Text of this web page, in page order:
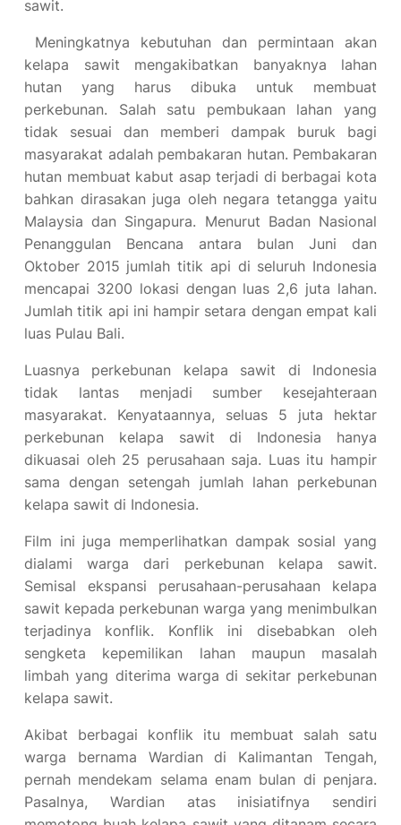
sawit.
Meningkatnya kebutuhan dan permintaan akan
kelapa sawit mengakibatkan banyaknya lahan
hutan yang harus dibuka untuk membuat
perkebunan. Salah satu pembukaan lahan yang
tidak sesuai dan memberi dampak buruk bagi
masyarakat adalah pembakaran hutan. Pembakaran
hutan membuat kabut asap terjadi di berbagai kota
bahkan dirasakan juga oleh negara tetangga yaitu
Malaysia dan Singapura. Menurut Badan Nasional
Penanggulan Bencana antara bulan Juni dan
Oktober 2015 jumlah titik api di seluruh Indonesia
mencapai 3200 lokasi dengan luas 2,6 juta lahan.
Jumlah titik api ini hampir setara dengan empat kali
luas Pulau Bali.
Luasnya perkebunan kelapa sawit di Indonesia
tidak lantas menjadi sumber kesejahteraan
masyarakat. Kenyataannya, seluas 5 juta hektar
perkebunan kelapa sawit di Indonesia hanya
dikuasai oleh 25 perusahaan saja. Luas itu hampir
sama dengan setengah jumlah lahan perkebunan
kelapa sawit di Indonesia.
Film ini juga memperlihatkan dampak sosial yang
dialami warga dari perkebunan kelapa sawit.
Semisal ekspansi perusahaan-perusahaan kelapa
sawit kepada perkebunan warga yang menimbulkan
terjadinya konflik. Konflik ini disebabkan oleh
sengketa kepemilikan lahan maupun masalah
limbah yang diterima warga di sekitar perkebunan
kelapa sawit.
Akibat berbagai konflik itu membuat salah satu
warga bernama Wardian di Kalimantan Tengah,
pernah mendekam selama enam bulan di penjara.
Pasalnya, Wardian atas inisiatifnya sendiri